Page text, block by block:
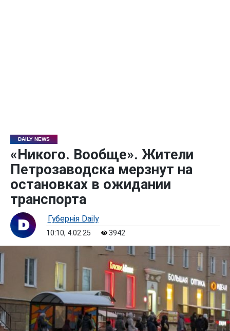
DAILY NEWS
«Никого. Вообще». Жители
Петрозаводска мерзнут на
остановках в ожидании
транспорта
Губернiя Daily
10:10, 4.02.25 3942